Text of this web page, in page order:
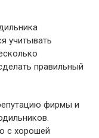
учитывать
правильный
фирмы и
с хорошей